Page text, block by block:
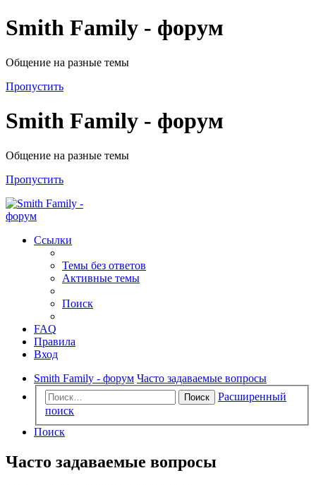
Smith Family - форум
Общение на разные темы
Пропустить
Smith Family - форум
Общение на разные темы
Пропустить
Ссылки
Темы без ответов
Активные темы
Поиск
FAQ
Правила
Вход
Smith Family - форум Часто задаваемые вопросы
Поиск
Расширенный
поиск
Поиск
Часто задаваемые вопросы